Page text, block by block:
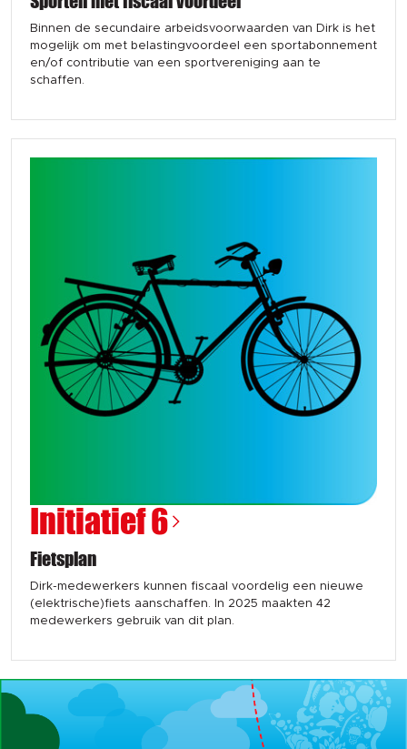
Binnen de secundaire arbeidsvoorwaarden van Dirk is het
mogelijk om met belastingvoordeel een sportabonnement
en/of contributie van een sportvereniging aan te
schaffen.
Initiatief 6
Fietsplan
Dirk-medewerkers kunnen fiscaal voordelig een nieuwe
(elektrische)fiets aanschaffen. In 2025 maakten 42
medewerkers gebruik van dit plan.